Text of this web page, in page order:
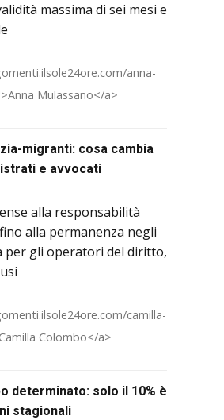
massima di sei mesi e
anna-
Mulassano</a>
migranti: cosa cambia
e avvocati
alla responsabilità
alla permanenza negli
per gli operatori del diritto,
camilla-
Colombo</a>
determinato: solo il 10% è
stagionali